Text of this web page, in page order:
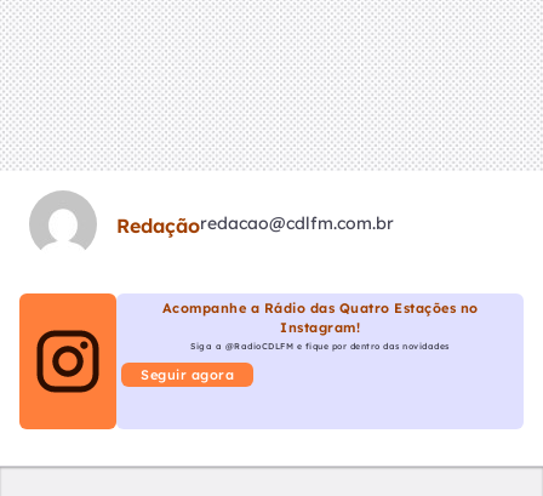
Redaçãoredacao@cdlfm.com.br
Acompanhe a Rádio das Quatro Estações no
Instagram!
Siga a @RadioCDLFM e fique por dentro das novidades
Seguir agora